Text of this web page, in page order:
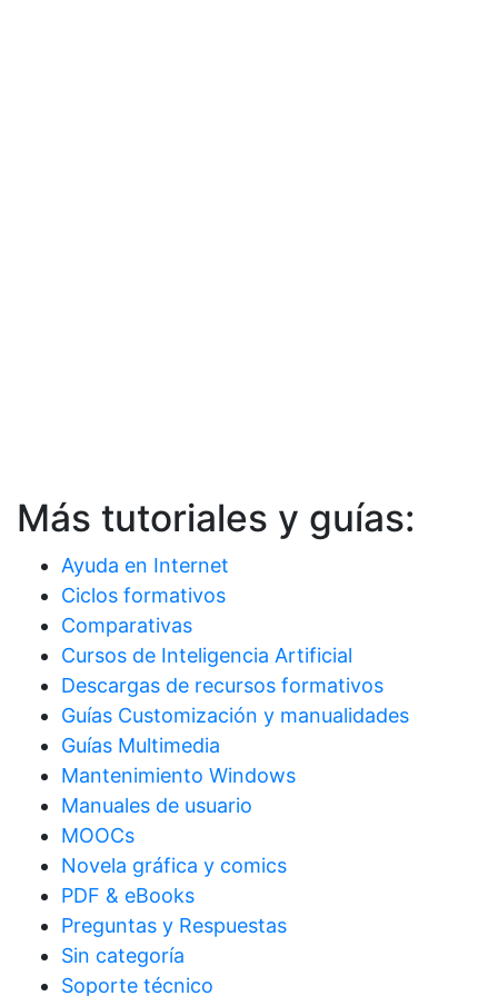
Más tutoriales y guías:
Ayuda en Internet
Ciclos formativos
Comparativas
Cursos de Inteligencia Artificial
Descargas de recursos formativos
Guías Customización y manualidades
Guías Multimedia
Mantenimiento Windows
Manuales de usuario
MOOCs
Novela gráfica y comics
PDF & eBooks
Preguntas y Respuestas
Sin categoría
Soporte técnico